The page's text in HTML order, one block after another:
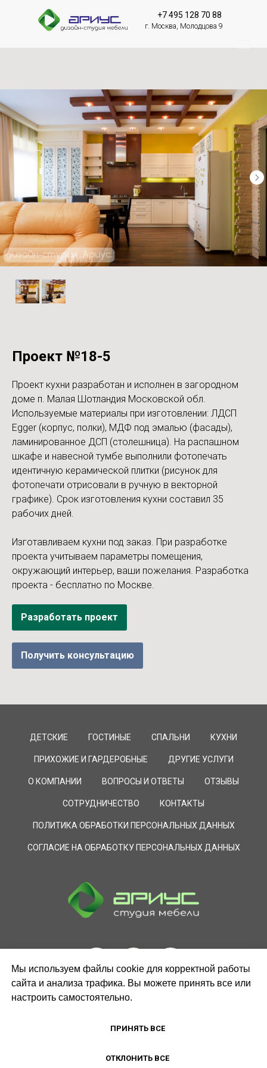
+7 495 128 70 88
г. Москва, Молодцова 9
Проект №18-5
Проект кухни разработан и исполнен в загородном
доме п. Малая Шотландия Московской обл.
Используемые материалы при изготовлении: ЛДСП
Egger (корпус, полки), МДФ под эмалью (фасады),
ламинированное ДСП (столешница). На распашном
шкафе и навесной тумбе выполнили фотопечать
идентичную керамической плитки (рисунок для
фотопечати отрисовали в ручную в векторной
графике). Срок изготовления кухни составил 35
рабочих дней.
Изготавливаем кухни под заказ. При разработке
проекта учитываем параметры помещения,
окружающий интерьер, ваши пожелания. Разработка
проекта - бесплатно по Москве.
Разработать проект
Получить консультацию
ДЕТСКИЕ ГОСТИНЫЕ СПАЛЬНИ КУХНИ
ПРИХОЖИЕ И ГАРДЕРОБНЫЕ ДРУГИЕ УСЛУГИ
О КОМПАНИИ ВОПРОСЫ И ОТВЕТЫ ОТЗЫВЫ
СОТРУДНИЧЕСТВО КОНТАКТЫ
ПОЛИТИКА ОБРАБОТКИ ПЕРСОНАЛЬНЫХ ДАННЫХ
СОГЛАСИЕ НА ОБРАБОТКУ ПЕРСОНАЛЬНЫХ ДАННЫХ
Мы используем файлы cookie для корректной работы
сайта и анализа трафика. Вы можете принять все или
настроить самостоятельно.
ПРИНЯТЬ ВСЕ
ОТКЛОНИТЬ ВСЕ